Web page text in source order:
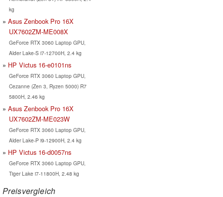
kg
Asus Zenbook Pro 16X
UX7602ZM-ME008X
GeForce RTX 3060 Laptop GPU,
Alder Lake-S i7-12700H, 2.4 kg
HP Victus 16-e0101ns
GeForce RTX 3060 Laptop GPU,
Cezanne (Zen 3, Ryzen 5000) R7
5800H, 2.46 kg
Asus Zenbook Pro 16X
UX7602ZM-ME023W
GeForce RTX 3060 Laptop GPU,
Alder Lake-P i9-12900H, 2.4 kg
HP Victus 16-d0057ns
GeForce RTX 3060 Laptop GPU,
Tiger Lake i7-11800H, 2.48 kg
Preisvergleich